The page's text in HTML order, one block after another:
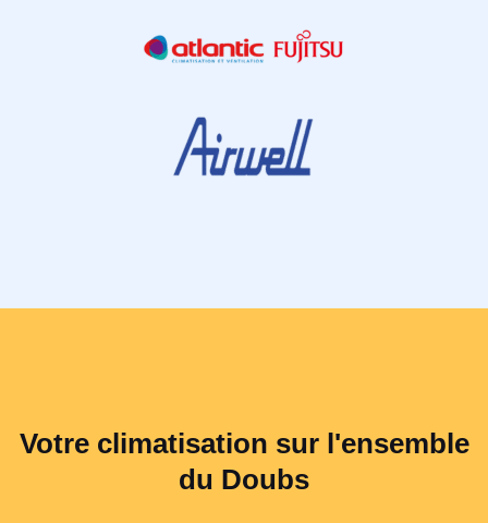
Votre climatisation sur l'ensemble
du Doubs